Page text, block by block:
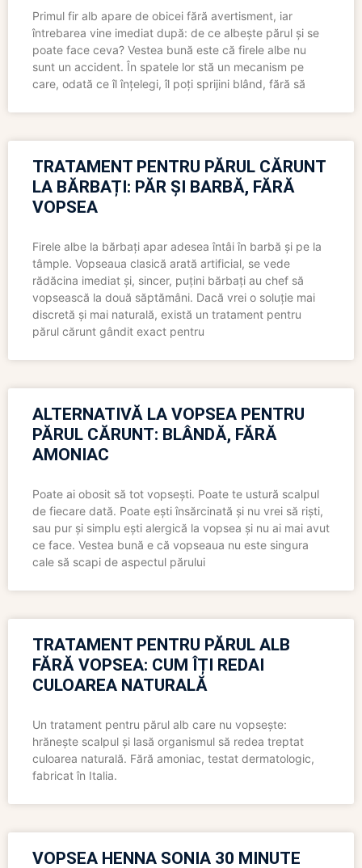
Primul fir alb apare de obicei fără avertisment, iar
întrebarea vine imediat după: de ce albește părul și se
poate face ceva? Vestea bună este că firele albe nu
sunt un accident. În spatele lor stă un mecanism pe
care, odată ce îl înțelegi, îl poți sprijini blând, fără să
TRATAMENT PENTRU PĂRUL CĂRUNT
LA BĂRBAȚI: PĂR ȘI BARBĂ, FĂRĂ
VOPSEA
Firele albe la bărbați apar adesea întâi în barbă și pe la
tâmple. Vopseaua clasică arată artificial, se vede
rădăcina imediat și, sincer, puțini bărbați au chef să
vopsească la două săptămâni. Dacă vrei o soluție mai
discretă și mai naturală, există un tratament pentru
părul cărunt gândit exact pentru
ALTERNATIVĂ LA VOPSEA PENTRU
PĂRUL CĂRUNT: BLÂNDĂ, FĂRĂ
AMONIAC
Poate ai obosit să tot vopsești. Poate te ustură scalpul
de fiecare dată. Poate ești însărcinată și nu vrei să riști,
sau pur și simplu ești alergică la vopsea și nu ai mai avut
ce face. Vestea bună e că vopseaua nu este singura
cale să scapi de aspectul părului
TRATAMENT PENTRU PĂRUL ALB
FĂRĂ VOPSEA: CUM ÎȚI REDAI
CULOAREA NATURALĂ
Un tratament pentru părul alb care nu vopsește:
hrănește scalpul și lasă organismul să redea treptat
culoarea naturală. Fără amoniac, testat dermatologic,
fabricat în Italia.
VOPSEA HENNA SONIA 30 MINUTE